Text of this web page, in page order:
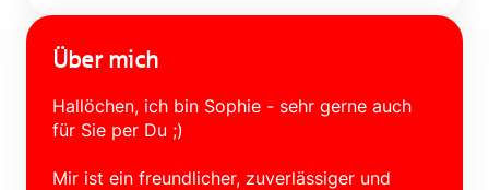
Über mich
Hallöchen, ich bin Sophie - sehr gerne auch
für Sie per Du ;)
Mir ist ein freundlicher, zuverlässiger und